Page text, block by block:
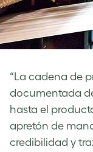
“La cadena de
documentada
hasta el
apretón de
credibilidad y